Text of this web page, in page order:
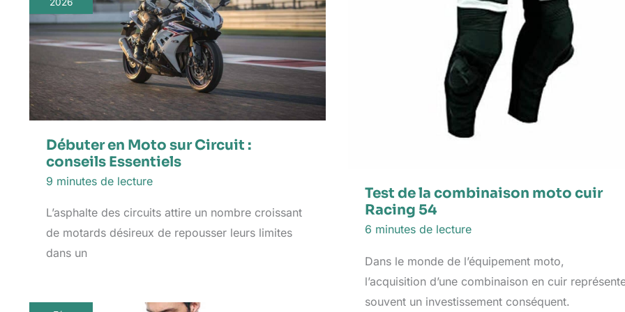
Test de la combinaison moto cuir
Racing 54
6 minutes de lecture
Dans le monde de l’équipement moto,
l’acquisition d’une combinaison en cuir
souvent un investissement conséquent.
Débuter en Moto sur Circuit :
conseils Essentiels
9 minutes de lecture
L’asphalte des circuits attire un nombre croissant
de motards désireux de repousser leurs limites
dans un